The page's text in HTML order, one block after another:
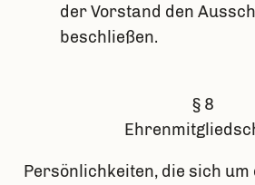
der Vorstand den
beschließen.
§ 8
Persönlichkeiten, die sich um